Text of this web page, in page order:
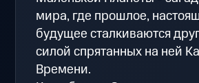
мира, где прошлое,
будущее сталкиваются
силой спрятанных на ней
Времени.